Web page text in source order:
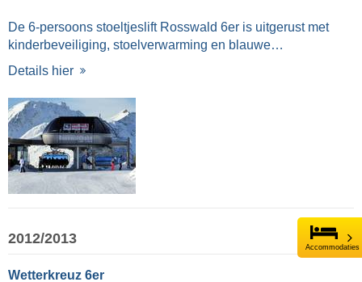
Accommodaties
De 6-persoons stoeltjeslift Rosswald 6er is uitgerust met
kinderbeveiliging, stoelverwarming en blauwe…
Details hier
2012/2013
Wetterkreuz 6er